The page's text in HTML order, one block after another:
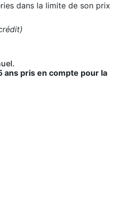
dans la limite de son prix
pris en compte pour la